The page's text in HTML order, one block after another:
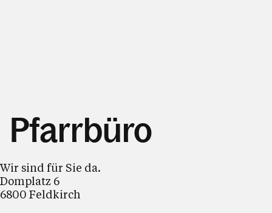
Pfarrbüro
Wir sind für Sie da.
Domplatz 6
6800 Feldkirch